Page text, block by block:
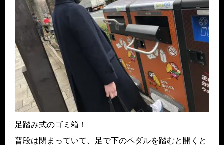
足踏み式のゴミ箱！
普段は閉まっていて、足で下のペダルを踏むと開くと